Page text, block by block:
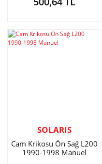
SOLARIS
Cam Krikosu Ön Sağ L200
1990-1998 Manuel